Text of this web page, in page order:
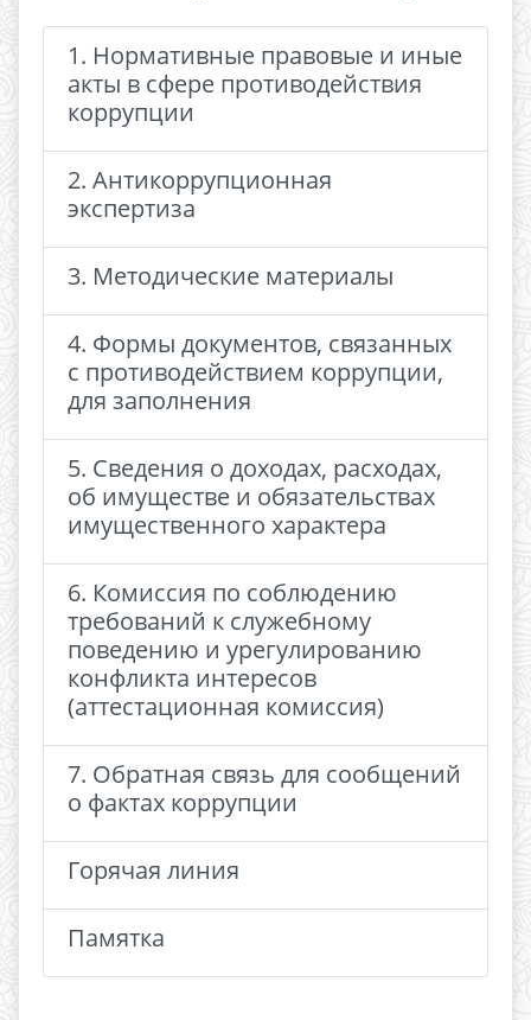
1. Нормативные правовые и иные
акты в сфере противодействия
коррупции
2. Антикоррупционная
экспертиза
3. Методические материалы
4. Формы документов, связанных
с противодействием коррупции,
для заполнения
5. Сведения о доходах, расходах,
об имуществе и обязательствах
имущественного характера
6. Комиссия по соблюдению
требований к служебному
поведению и урегулированию
конфликта интересов
(аттестационная комиссия)
7. Обратная связь для сообщений
о фактах коррупции
Горячая линия
Памятка